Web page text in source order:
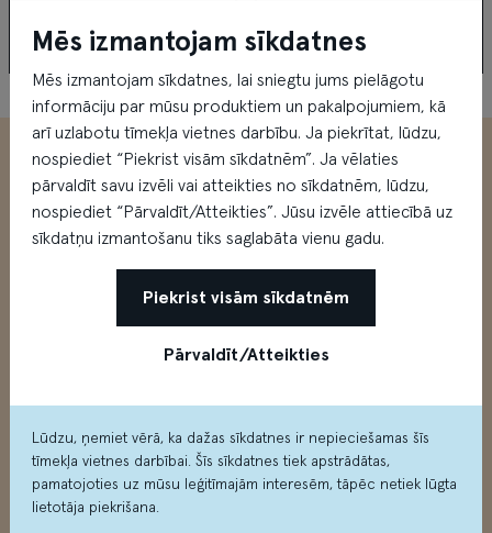
X Jeans XS Rotaļlietas
Kā nokļūt?
Mēs izmantojam sīkdatnes
Mēs izmantojam sīkdatnes, lai sniegtu jums pielāgotu
informāciju par mūsu produktiem un pakalpojumiem, kā
arī uzlabotu tīmekļa vietnes darbību. Ja piekrītat, lūdzu,
nospiediet “Piekrist visām sīkdatnēm”. Ja vēlaties
pārvaldīt savu izvēli vai atteikties no sīkdatnēm, lūdzu,
nospiediet “Pārvaldīt/Atteikties”. Jūsu izvēle attiecībā uz
sīkdatņu izmantošanu tiks saglabāta vienu gadu.
Piekrist visām sīkdatnēm
Pārvaldīt/Atteikties
Lūdzu, ņemiet vērā, ka dažas sīkdatnes ir nepieciešamas šīs
tīmekļa vietnes darbībai. Šīs sīkdatnes tiek apstrādātas,
pamatojoties uz mūsu leģitīmajām interesēm, tāpēc netiek lūgta
lietotāja piekrišana.